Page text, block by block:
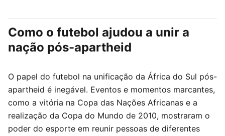
Como o futebol ajudou a unir a
nação pós-apartheid
O papel do futebol na unificação da África do Sul pós-
apartheid é inegável. Eventos e momentos marcantes,
como a vitória na Copa das Nações Africanas e a
realização da Copa do Mundo de 2010, mostraram o
poder do esporte em reunir pessoas de diferentes